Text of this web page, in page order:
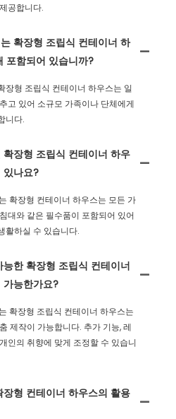
공합니다.
확장형 조립식 컨테이너 하
포함되어 있습니까?
장형 조립식 컨테이너 하우스는 일
고 있어 소규모 가족이나 단체에게
니다.
장형 조립식 컨테이너 하우
있나요?
확장형 컨테이너 하우스는 모든 가
대와 같은 필수품이 포함되어 있어
활하실 수 있습니다.
한 확장형 조립식 컨테이너
가능한가요?
확장형 조립식 컨테이너 하우스는
제작이 가능합니다. 추가 기능, 레
인의 취향에 맞게 조정할 수 있습니
형 컨테이너 하우스의 활용